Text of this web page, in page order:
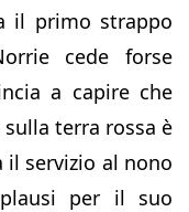
il primo strappo
cede forse
a capire che
terra rossa è
il servizio al nono
per il suo